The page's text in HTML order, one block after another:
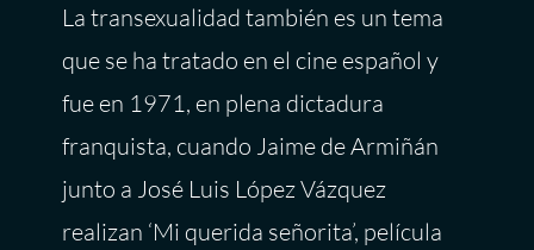
La transexualidad también es un tema
que se ha tratado en el cine español y
fue en 1971, en plena dictadura
franquista, cuando Jaime de Armiñán
junto a José Luis López Vázquez
realizan ‘Mi querida señorita’, película